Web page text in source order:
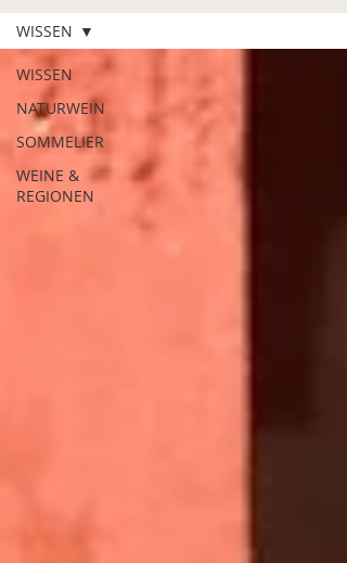
WISSEN
NATURWEIN
SOMMELIER
WEINE &
REGIONEN
WISSEN